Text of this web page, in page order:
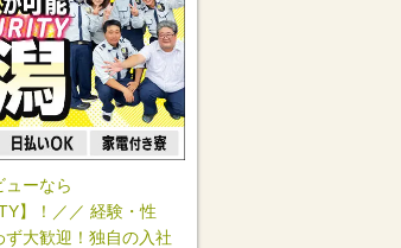
ューなら
】！／／ 経験・性
ず大歓迎！独自の入社